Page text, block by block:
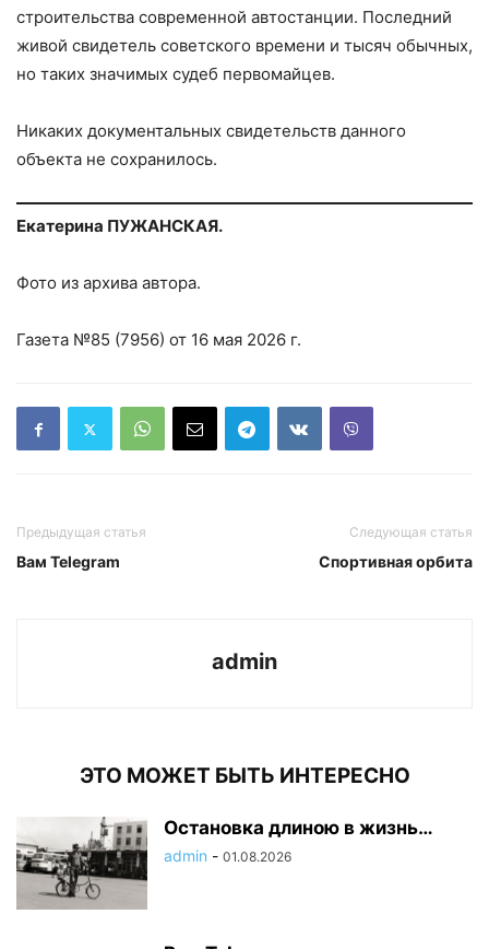
строительства современной автостанции. Последний
живой свидетель советского времени и тысяч обычных,
но таких значимых судеб первомайцев.
Никаких документальных свидетельств данного
объекта не сохранилось.
Екатерина ПУЖАНСКАЯ.
Фото из архива автора.
Газета №85 (7956) от 16 мая 2026 г.
Предыдущая статья
Вам Telegram
Следующая статья
Спортивная орбита
admin
ЭТО МОЖЕТ БЫТЬ ИНТЕРЕСНО
Остановка длиною в жизнь…
admin - 01.08.2026